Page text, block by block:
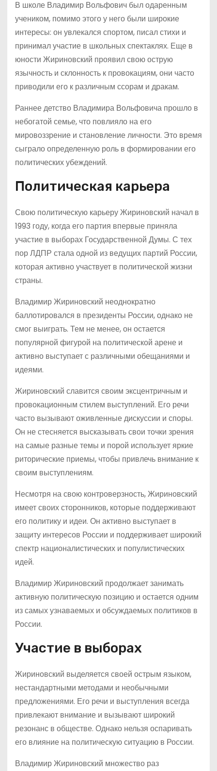
В школе Владимир Вольфович был одаренным
учеником, помимо этого у него были широкие
интересы: он увлекался спортом, писал стихи и
принимал участие в школьных спектаклях. Еще в
юности Жириновский проявил свою острую
язычность и склонность к провокациям, они часто
приводили его к различным ссорам и дракам.
Раннее детство Владимира Вольфовича прошло в
небогатой семье, что повлияло на его
мировоззрение и становление личности. Это время
сыграло определенную роль в формировании его
политических убеждений.
Политическая карьера
Свою политическую карьеру Жириновский начал в
1993 году, когда его партия впервые приняла
участие в выборах Государственной Думы. С тех
пор ЛДПР стала одной из ведущих партий России,
которая активно участвует в политической жизни
страны.
Владимир Жириновский неоднократно
баллотировался в президенты России, однако не
смог выиграть. Тем не менее, он остается
популярной фигурой на политической арене и
активно выступает с различными обещаниями и
идеями.
Жириновский славится своим эксцентричным и
провокационным стилем выступлений. Его речи
часто вызывают оживленные дискуссии и споры.
Он не стесняется высказывать свои точки зрения
на самые разные темы и порой использует яркие
риторические приемы, чтобы привлечь внимание к
своим выступлениям.
Несмотря на свою контроверзность, Жириновский
имеет своих сторонников, которые поддерживают
его политику и идеи. Он активно выступает в
защиту интересов России и поддерживает широкий
спектр националистических и популистических
идей.
Владимир Жириновский продолжает занимать
активную политическую позицию и остается одним
из самых узнаваемых и обсуждаемых политиков в
России.
Участие в выборах
Жириновский выделяется своей острым языком,
нестандартными методами и необычными
предложениями. Его речи и выступления всегда
привлекают внимание и вызывают широкий
резонанс в обществе. Однако нельзя оспаривать
его влияние на политическую ситуацию в России.
Владимир Жириновский множество раз